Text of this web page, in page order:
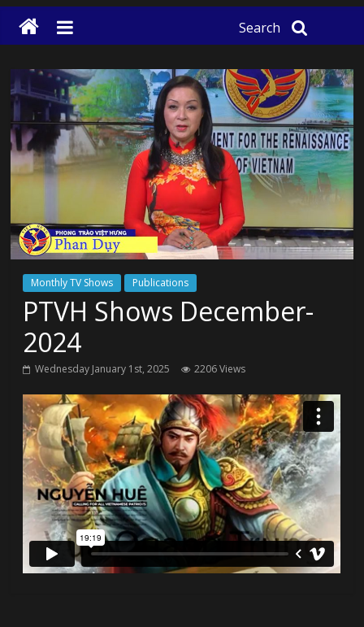
Search
Monthly TV Shows Publications
PTVH Shows December-
2024
Wednesday January 1st, 2025 2206 Views